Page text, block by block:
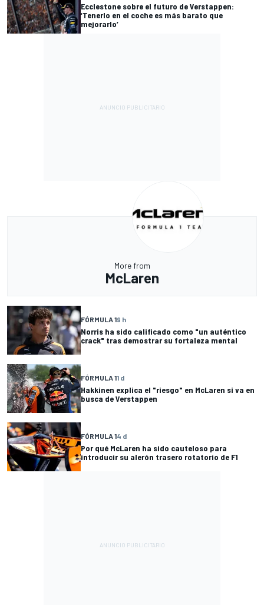
Ecclestone sobre el futuro de Verstappen:
‘Tenerlo en el coche es más barato que
mejorarlo’
More from
McLaren
FÓRMULA 19 h
Norris ha sido calificado como "un auténtico
crack" tras demostrar su fortaleza mental
FÓRMULA 11 d
Hakkinen explica el "riesgo" en McLaren si va en
busca de Verstappen
FÓRMULA 14 d
Por qué McLaren ha sido cauteloso para
introducir su alerón trasero rotatorio de F1